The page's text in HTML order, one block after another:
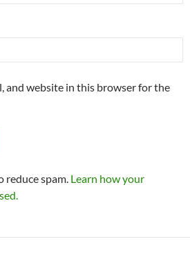
and website in this browser for the
reduce spam. Learn how your